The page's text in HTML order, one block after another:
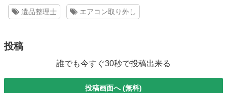
遺品整理士 エアコン取り外し
投稿
誰でも今すぐ30秒で投稿出来る
投稿画面へ (無料)